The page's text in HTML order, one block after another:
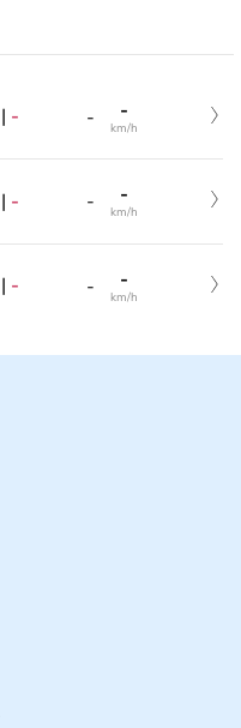
| - - -
km/h
| - - -
km/h
| - - -
km/h